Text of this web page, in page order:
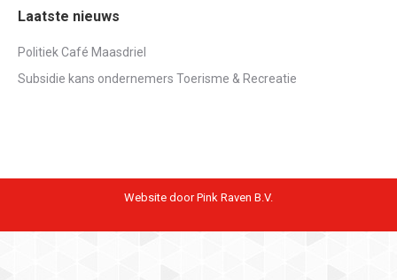
Laatste nieuws
Politiek Café Maasdriel
Subsidie kans ondernemers Toerisme & Recreatie
Website door Pink Raven B.V.